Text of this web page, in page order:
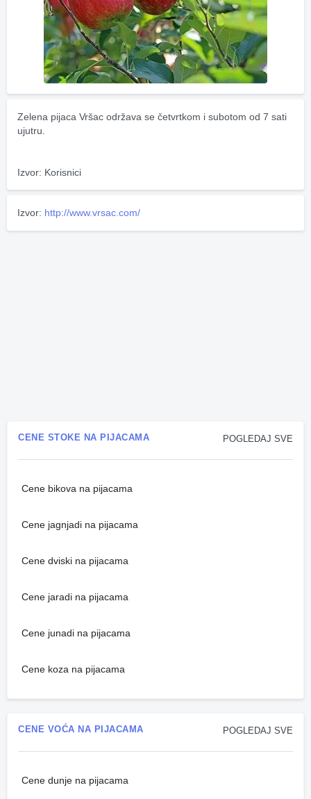
Zelena pijaca Vršac održava se četvrtkom i subotom od 7 sati
ujutru.
Izvor: Korisnici
Izvor: http://www.vrsac.com/
POGLEDAJ SVE
CENE STOKE NA PIJACAMA
Cene bikova na pijacama
Cene jagnjadi na pijacama
Cene dviski na pijacama
Cene jaradi na pijacama
Cene junadi na pijacama
Cene koza na pijacama
POGLEDAJ SVE
CENE VOĆA NA PIJACAMA
Cene dunje na pijacama